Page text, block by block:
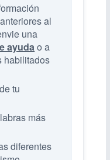
al
una
ayudao a
habilitados
tu
más
diferentes